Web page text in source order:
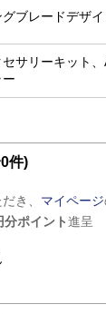
グブレードデザ
セサリーキット
ー
件)
き、 マイページ
分ポイント進呈